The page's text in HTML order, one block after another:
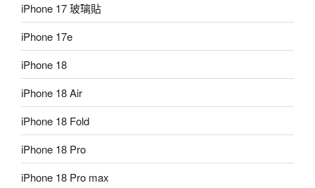
iPhone 17 玻璃貼
iPhone 17e
iPhone 18
iPhone 18 Air
iPhone 18 Fold
iPhone 18 Pro
iPhone 18 Pro max